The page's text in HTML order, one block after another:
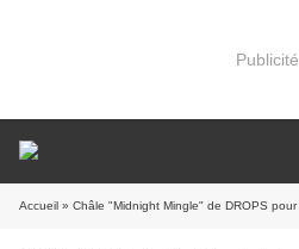
Publicité
Accueil » Châle "Midnight Mingle" de DROPS pour